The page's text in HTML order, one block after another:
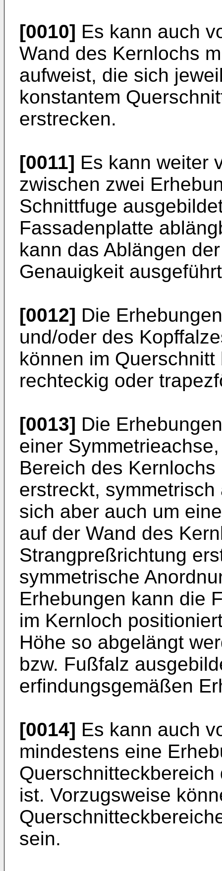
[0010] Es kann auch
Wand des Kernlochs
aufweist, die sich
konstantem
erstrecken.
[0011] Es kann weiter
zwischen zwei
Schnittfuge
Fassadenplatte
kann das Ablängen
Genauigkeit
[0012] Die
und/oder des
können im
rechteckig oder
[0013] Die
einer
Bereich des
erstreckt,
sich aber auch um
auf der Wand des
Strangpreßrichtung
symmetrische
Erhebungen kann die
im Kernloch
Höhe so abgelängt
bzw. Fußfalz
erfindungsgemäßen
[0014] Es kann auch
mindestens eine
ist. Vorzugsweise
sein.